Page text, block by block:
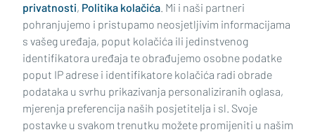
Impressum Uvjeti korištenja Politika privatnosti
privatnosti, Politika kolačića. Mi i naši partneri
pohranjujemo i pristupamo neosjetljivim informacijama
s vašeg uređaja, poput kolačića ili jedinstvenog
identifikatora uređaja te obrađujemo osobne podatke
poput IP adrese i identifikatore kolačića radi obrade
podataka u svrhu prikazivanja personaliziranih oglasa,
mjerenja preferencija naših posjetitelja i sl. Svoje
postavke u svakom trenutku možete promijeniti u našim